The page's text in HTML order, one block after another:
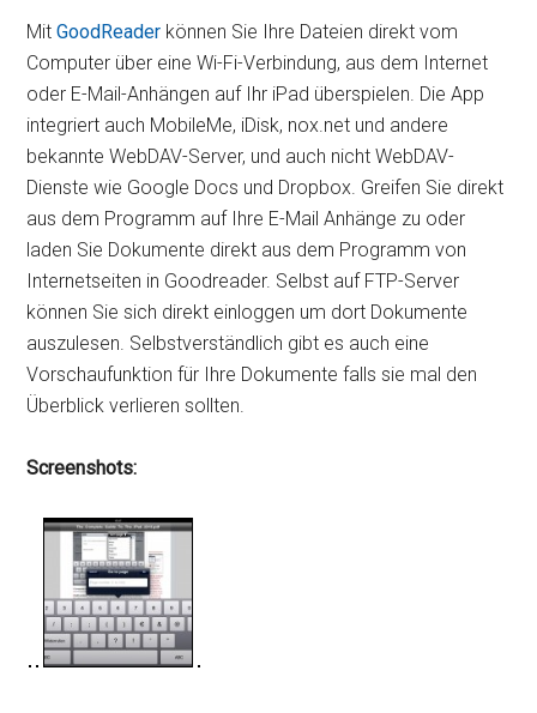
MitGoodReader können Sie Ihre Dateien direkt vom
Computer über eine Wi-Fi-Verbindung, aus dem Internet
oder E-Mail-Anhängen auf Ihr iPad überspielen. Die App
integriert auch MobileMe, iDisk, nox.net und andere
bekannte WebDAV-Server, und auch nicht WebDAV-
Dienste wie Google Docs und Dropbox. Greifen Sie direkt
aus dem Programm auf Ihre E-Mail Anhänge zu oder
laden Sie Dokumente direkt aus dem Programm von
Internetseiten in Goodreader. Selbst auf FTP-Server
können Sie sich direkt einloggen um dort Dokumente
auszulesen. Selbstverständlich gibt es auch eine
Vorschaufunktion für Ihre Dokumente falls sie mal den
Überblick verlieren sollten.
Screenshots: